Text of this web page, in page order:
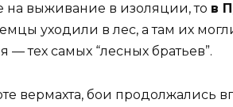
выживание в изоляции, то в
уходили в лес, а там их
— тех самых “лесных братьев”.
вермахта, бои продолжались